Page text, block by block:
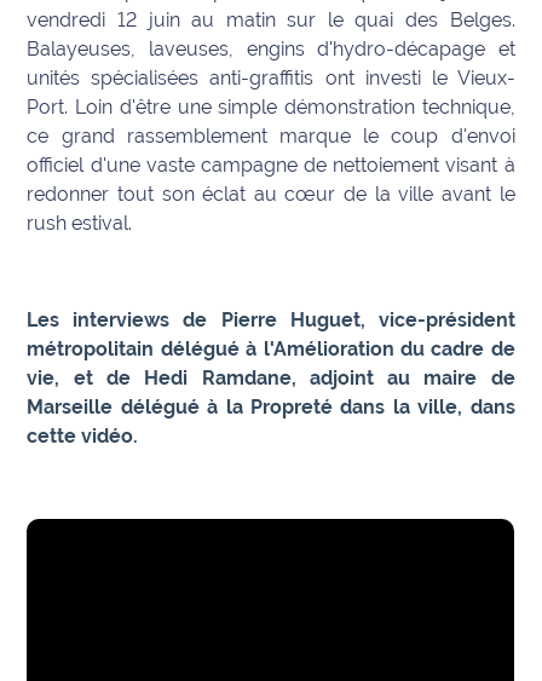
Social
Transport
National
International
Municipales
2026
Contenus
Partenaires
vendredi 12 juin au matin sur le quai des Belges.
Balayeuses, laveuses, engins d'hydro-décapage et
unités spécialisées anti-graffitis ont investi le Vieux-
Port. Loin d'être une simple démonstration technique,
ce grand rassemblement marque le coup d'envoi
officiel d'une vaste campagne de nettoiement visant à
redonner tout son éclat au cœur de la ville avant le
rush estival.
Les interviews de Pierre Huguet, vice-président
métropolitain délégué à l'Amélioration du cadre de
vie, et de Hedi Ramdane, adjoint au maire de
Marseille délégué à la Propreté dans la ville, dans
cette vidéo.